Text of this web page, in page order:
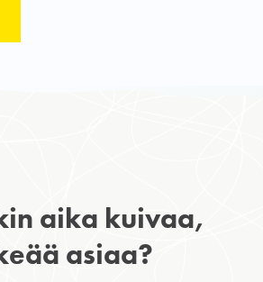
aika kuivaa,
asiaa?